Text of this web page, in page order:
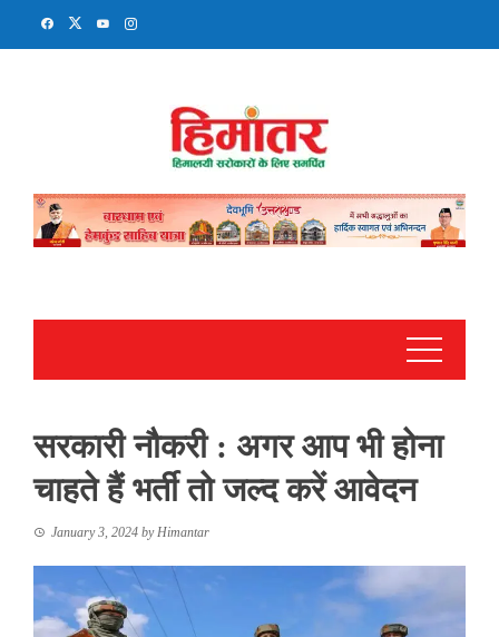
सरकारी नौकरी : अगर आप भी होना
चाहते हैं भर्ती तो जल्द करें आवेदन
January 3, 2024 byHimantar